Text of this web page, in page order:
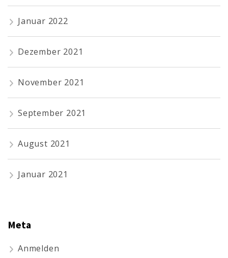
Januar 2022
Dezember 2021
November 2021
September 2021
August 2021
Januar 2021
Meta
Anmelden